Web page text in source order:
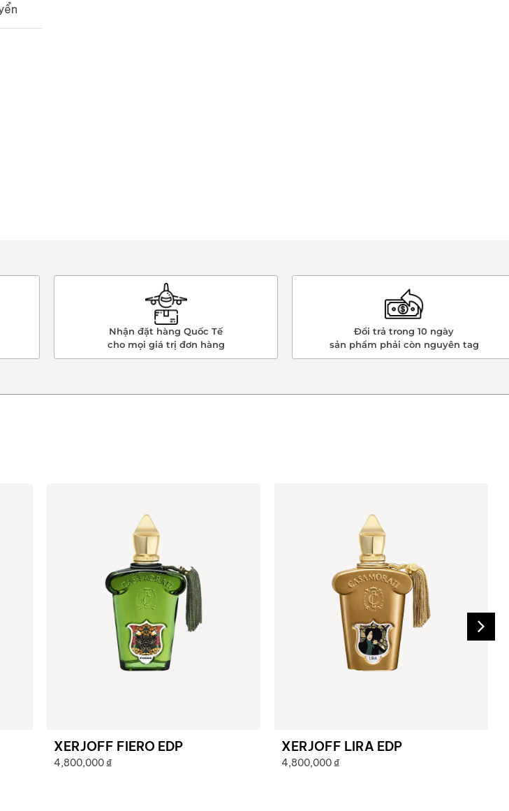
Nhận đặt hàng Quốc Tế
cho mọi giá trị đơn hàng
Đổi trả trong 10 ngày
sản phẩm phải còn nguyên tag
XERJOFF FIERO EDP
4,800,000 ₫
XERJOFF LIRA EDP
4,800,000 ₫